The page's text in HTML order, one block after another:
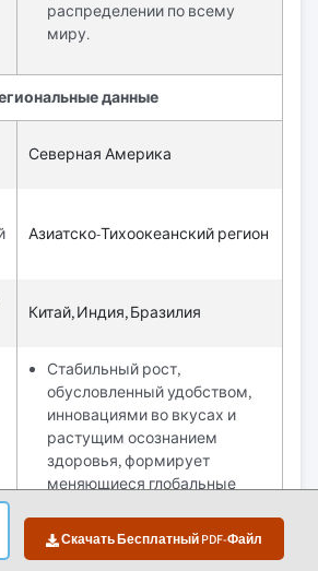
Скачать Бесплатный PDF-Файл
распределении по всему
миру.
данные
Северная Америка
Азиатско-Тихоокеанский регион
Китай, Индия, Бразилия
Стабильный рост,
обусловленный удобством,
инновациями во вкусах и
растущим осознанием
здоровья, формирует
меняющиеся глобальные